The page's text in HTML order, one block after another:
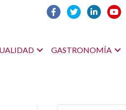
GASTRONOMÍA